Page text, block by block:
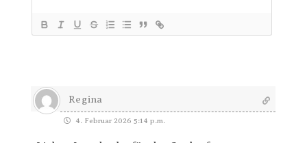
Regina
4. Februar 2026 5:14 p.m.